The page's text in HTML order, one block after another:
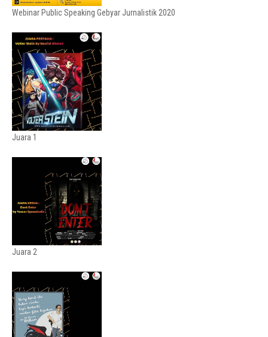
Webinar Public Speaking Gebyar Jurnalistik 2020
Juara 1
Juara 2